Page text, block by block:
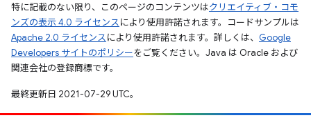
特に記載のない限り、このページのコンテンツはクリエイティブ・コモ
ンズの表示 4.0 ライセンスにより使用許諾されます。コードサンプルは
Apache 2.0 ライセンスにより使用許諾されます。詳しくは、 Google
Developers サイトのポリシーをご覧ください。Java は Oracle および
関連会社の登録商標です。
最終更新日 2021-07-29 UTC。